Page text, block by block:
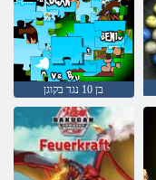
בן 10 נגד בקוגן